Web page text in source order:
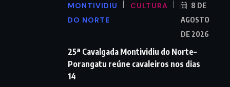
MONTIVIDIU
DO NORTE
CULTURA
8 DE
AGOSTO
DE 2026
25ª Cavalgada Montividiu do Norte–
Porangatu reúne cavaleiros nos dias
14